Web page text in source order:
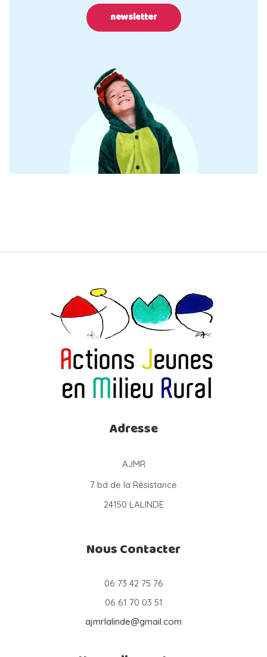
newsletter
Adresse
AJMR
7 bd de la Résistance
24150 LALINDE
Nous Contacter
06 73 42 75 76
06 61 70 03 51
ajmrlalinde@gmail.com